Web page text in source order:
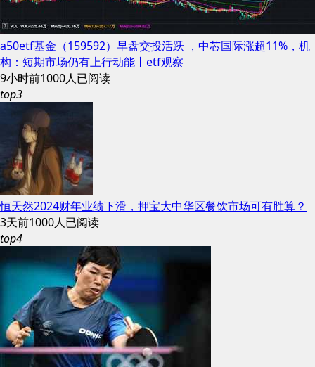
a50etf基金（159592）早盘交投活跃 ，中芯国际涨超11%，机
构：短期市场仍有上行动能丨etf观察
9小时前1000人已阅读
top3
恒天然2024财年业绩下滑，押宝大中华区餐饮市场可有胜算？
3天前1000人已阅读
top4